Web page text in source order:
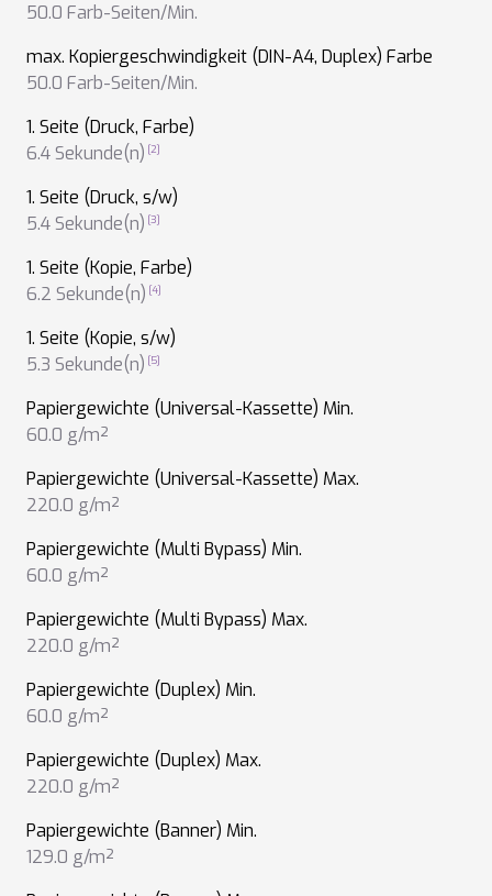
50.0 Farb-Seiten/Min.
max. Kopiergeschwindigkeit (DIN-A4, Duplex) Farbe
50.0 Farb-Seiten/Min.
1. Seite (Druck, Farbe)
6.4 Sekunde(n)
1. Seite (Druck, s/w)
5.4 Sekunde(n)
1. Seite (Kopie, Farbe)
6.2 Sekunde(n)
1. Seite (Kopie, s/w)
5.3 Sekunde(n)
Papiergewichte (Universal-Kassette) Min.
60.0 g/m²
Papiergewichte (Universal-Kassette) Max.
220.0 g/m²
Papiergewichte (Multi Bypass) Min.
60.0 g/m²
Papiergewichte (Multi Bypass) Max.
220.0 g/m²
Papiergewichte (Duplex) Min.
60.0 g/m²
Papiergewichte (Duplex) Max.
220.0 g/m²
Papiergewichte (Banner) Min.
129.0 g/m²